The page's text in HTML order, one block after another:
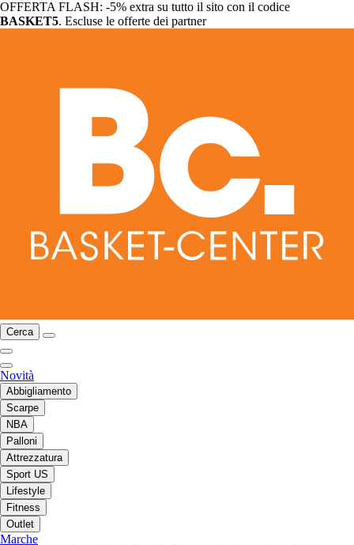
OFFERTA FLASH: -5% extra su tutto il sito con il codice
BASKET5. Escluse le offerte dei partner
Cerca
Novità
Abbigliamento
Scarpe
NBA
Palloni
Attrezzatura
Sport US
Lifestyle
Fitness
Outlet
Marche